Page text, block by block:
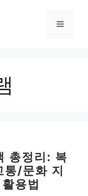
메
총정리: 복
/문화 지
용법